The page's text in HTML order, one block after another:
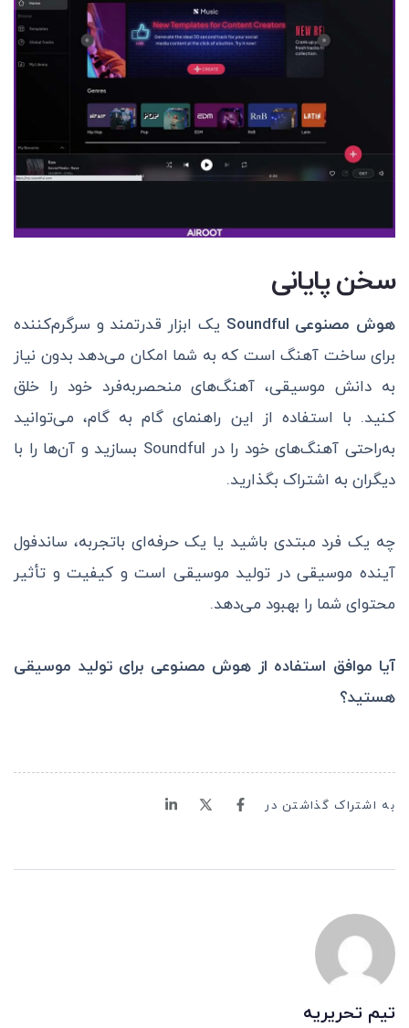
سخن پایانی
هوش مصنوعی Soundful یک ابزار قدرتمند و سرگرم‌کننده
برای ساخت آهنگ است که به شما امکان می‌دهد بدون نیاز
به دانش موسیقی، آهنگ‌های منحصر‌به‌فرد خود را خلق
کنید. با استفاده از این راهنمای گام به گام، می‌توانید
به‌راحتی آهنگ‌های خود را در Soundful بسازید و آن‌ها را با
دیگران به اشتراک بگذارید.
چه یک فرد مبتدی باشید یا یک حرفه‌ای با‌تجربه، ساندفول
آینده موسیقی در تولید موسیقی است و کیفیت و تأثیر
محتوای شما را بهبود می‌دهد.
آیا موافق استفاده از هوش مصنوعی برای تولید موسیقی
هستید؟
به اشتراک گذاشتن در
تیم تحریریه